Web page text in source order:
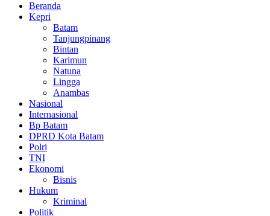
Beranda
Kepri
Batam
Tanjungpinang
Bintan
Karimun
Natuna
Lingga
Anambas
Nasional
Internasional
Bp Batam
DPRD Kota Batam
Polri
TNI
Ekonomi
Bisnis
Hukum
Kriminal
Politik